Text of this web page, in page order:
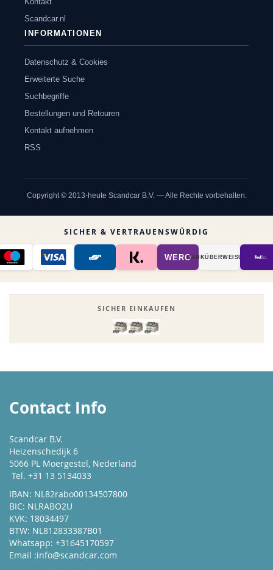
Scandcar.nl
INFORMATIONEN
Datenschutz & Cookies
Erweiterte Suche
Suchbegriffe
Bestellungen und Retouren
Kontakt aufnehmen
RSS
Copyright © 2013-heute Scandcar B.V. — Alle Rechte vorbehalten.
SICHER & VERTRAUENSWÜRDIG
WEROBANK­ÜBER­WEISUNG
SICHER EINKAUFEN
Contact Info
Scandcar B.V.
Heizenschedijk 6
5066 PL Moergestel, Nederland
Tel. +31 13 5134033
IBAN: NL82rabo00134507800
BIC: NLRABO2U
KVK: 18034497
BTW: NL812833387B01
Whatsapp: +31645170597
Email :info@scandcar.com